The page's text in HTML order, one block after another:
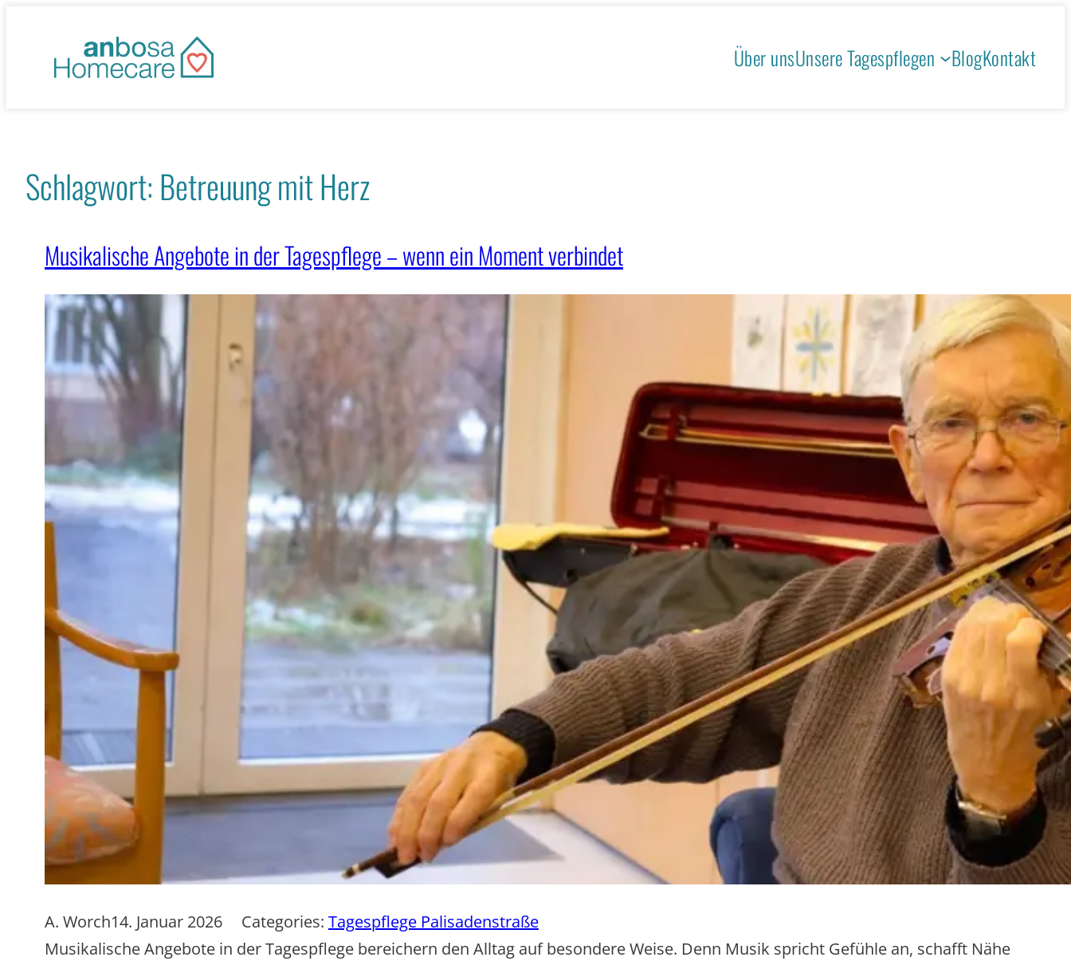
springen
Über unsUnsere Tagespflegen BlogKontakt
Schlagwort: Betreuung mit Herz
Musikalische Angebote in der Tagespflege – wenn ein Moment verbindet
A. Worch14. Januar 2026 Categories: Tagespflege Palisadenstraße
Musikalische Angebote in der Tagespflege bereichern den Alltag auf besondere Weise. Denn Musik spricht Gefühle an, schafft Nähe